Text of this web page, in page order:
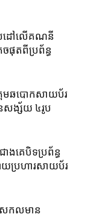
ដៅលើគណនី
ផុតពីប្រព័ន្ធ
មឆបោកសាយប័រ
សង្ស័យ ៤រូប
គេបិទប្រព័ន្ធ
ាយប្រហារសាយប័រ
សកលមាន